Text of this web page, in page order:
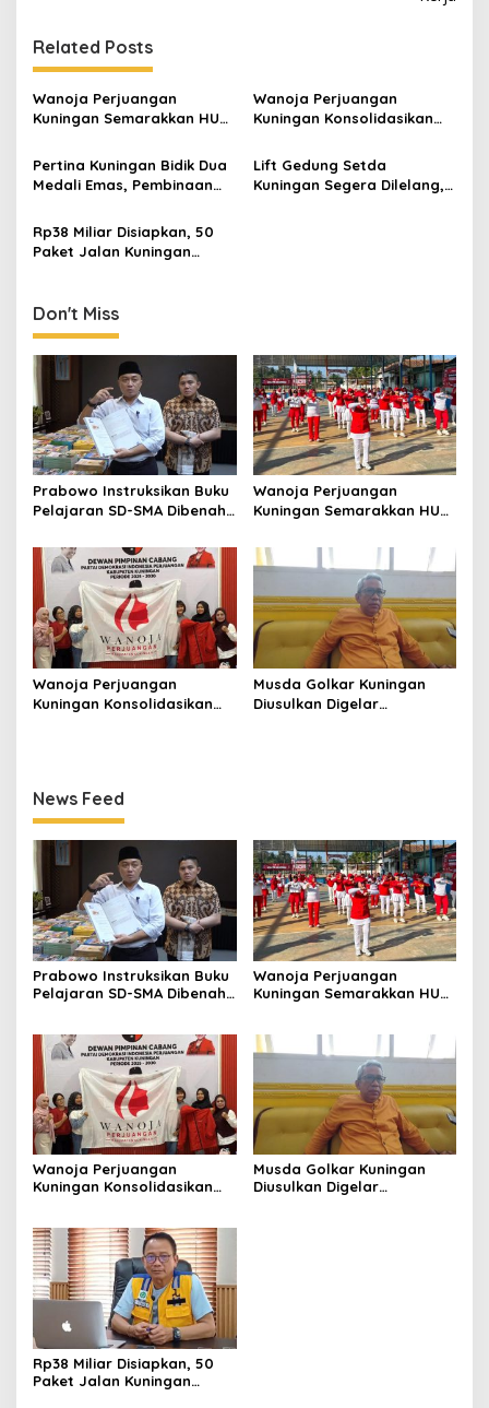
Related Posts
Wanoja Perjuangan
Kuningan Semarakkan HUT
Perempuan Harus Sehat
dan Berdaya
Wanoja Perjuangan
Kuningan Konsolidasikan
Kegiatan Positif Generasi
Muda
Pertina Kuningan Bidik Dua
Medali Emas, Pembinaan
2030
Lift Gedung Setda
Kuningan Segera Dilelang,
Rp38 Miliar Disiapkan, 50
Paket Jalan Kuningan
Don't Miss
Prabowo Instruksikan Buku
Pelajaran SD-SMA Dibenahi,
sebagai Referensi
Wanoja Perjuangan
Kuningan Semarakkan HUT
Perempuan Harus Sehat
dan Berdaya
Wanoja Perjuangan
Kuningan Konsolidasikan
Musda Golkar Kuningan
Diusulkan Digelar
News Feed
Prabowo Instruksikan Buku
Pelajaran SD-SMA Dibenahi,
Wanoja Perjuangan
Kuningan Semarakkan HUT
dan Berdaya
Wanoja Perjuangan
Kuningan Konsolidasikan
Muda
Musda Golkar Kuningan
Diusulkan Digelar
Rp38 Miliar Disiapkan, 50
Paket Jalan Kuningan